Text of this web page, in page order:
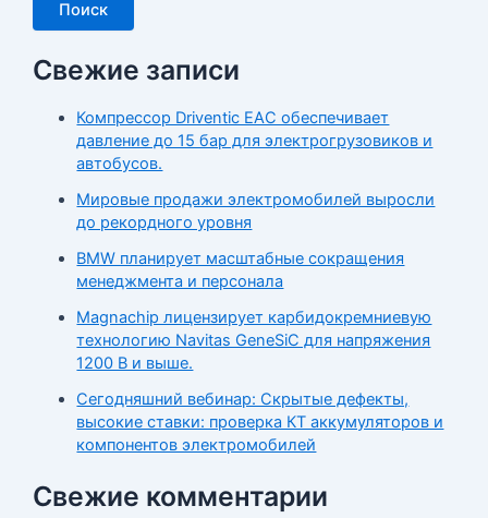
Поиск
Свежие записи
Компрессор Driventic EAC обеспечивает
давление до 15 бар для электрогрузовиков и
автобусов.
Мировые продажи электромобилей выросли
до рекордного уровня
BMW планирует масштабные сокращения
менеджмента и персонала
Magnachip лицензирует карбидокремниевую
технологию Navitas GeneSiC для напряжения
1200 В и выше.
Сегодняшний вебинар: Скрытые дефекты,
высокие ставки: проверка КТ аккумуляторов и
компонентов электромобилей
Свежие комментарии